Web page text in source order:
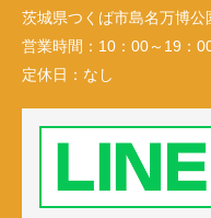
茨城県つくば市島名万博
営業時間： 10：00～19：
定休日： なし